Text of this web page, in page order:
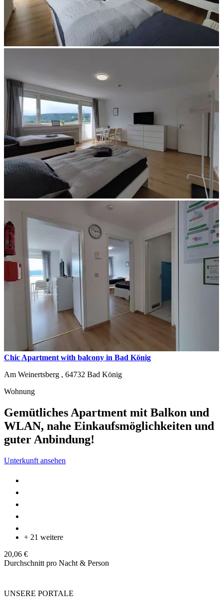
Chic Apartment with balcony in Bad König
Am Weinertsberg , 64732 Bad König
Wohnung
Gemütliches Apartment mit Balkon und
WLAN, nahe Einkaufsmöglichkeiten und
guter Anbindung!
Unterkunft ansehen
+ 21 weitere
20,06 €
Durchschnitt pro Nacht & Person
UNSERE PORTALE